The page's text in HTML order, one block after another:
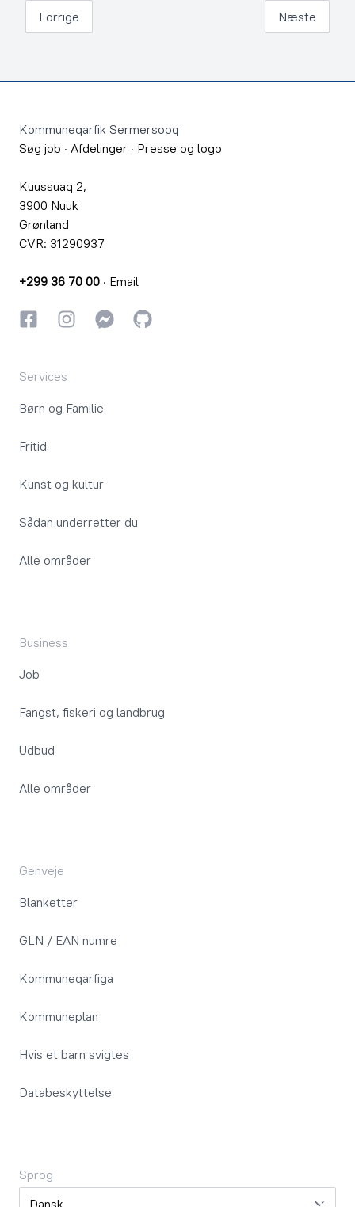
Forrige Næste
Kommuneqarfik Sermersooq
Søg job · Afdelinger · Presse og logo
Kuussuaq 2,
3900 Nuuk
Grønland
CVR: 31290937
+299 36 70 00 · Email
FacebookInstagramInstagram
GitHub
Services
Børn og Familie
Fritid
Kunst og kultur
Sådan underretter du
Alle områder
Business
Job
Fangst, fiskeri og landbrug
Udbud
Alle områder
Genveje
Blanketter
GLN / EAN numre
Kommuneqarfiga
Kommuneplan
Hvis et barn svigtes
Databeskyttelse
Sprog
Sprog